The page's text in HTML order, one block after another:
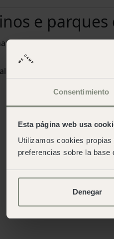
Consentimiento
Esta página web usa
Utilizamos cookies
preferencias sobre la base
Denegar
e